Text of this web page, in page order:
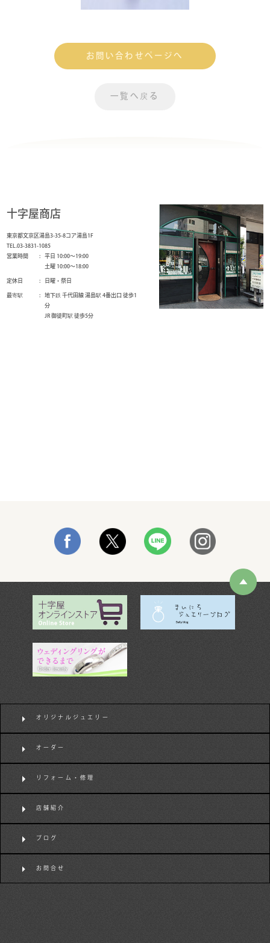
お問い合わせページへ
一覧へ戻る
十字屋商店
東京都文京区湯島3-35-8コア湯島1F
TEL.03-3831-1085
営業時間
平日 10:00～19:00
土曜 10:00～18:00
定休日
日曜・祭日
最寄駅
地下鉄 千代田線 湯島駅 4番出口 徒歩1
分
JR 御徒町駅 徒歩5分
オリジナルジュエリー
オーダー
リフォーム・修理
店舗紹介
ブログ
お問合せ